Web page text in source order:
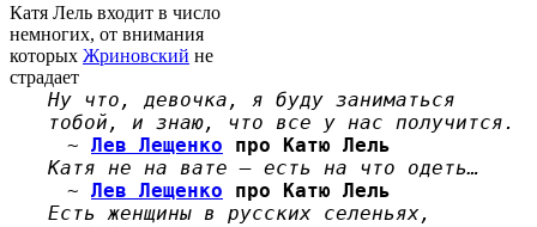
Катя Лель входит в число
немногих, от внимания
которых Жриновский не
страдает
Ну что, девочка, я буду заниматься
тобой, и знаю, что все у нас получится.
~ Лев Лещенко про Катю Лель
Катя не на вате — есть на что одеть…
~ Лев Лещенко про Катю Лель
Есть женщины в русских селеньях,